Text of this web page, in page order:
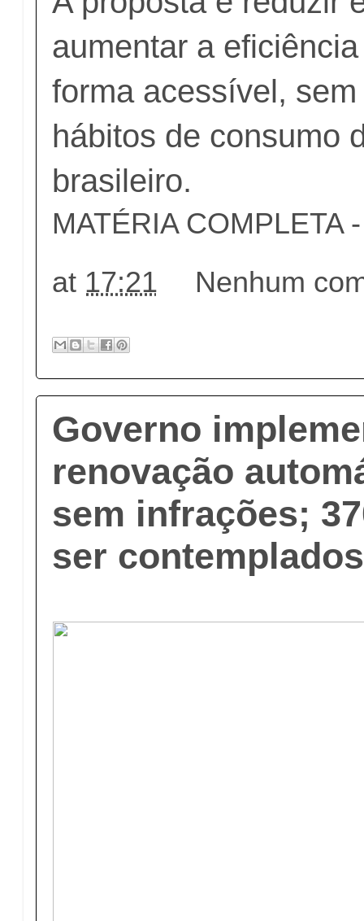
aumentar a
forma acessível,
hábitos de consumo
brasileiro.
MATÉRIA COMPLETA
at 17:21 Nenhum
Governo
renovação
sem infrações;
ser contemplados